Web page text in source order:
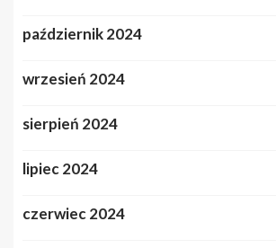
październik 2024
wrzesień 2024
sierpień 2024
lipiec 2024
czerwiec 2024